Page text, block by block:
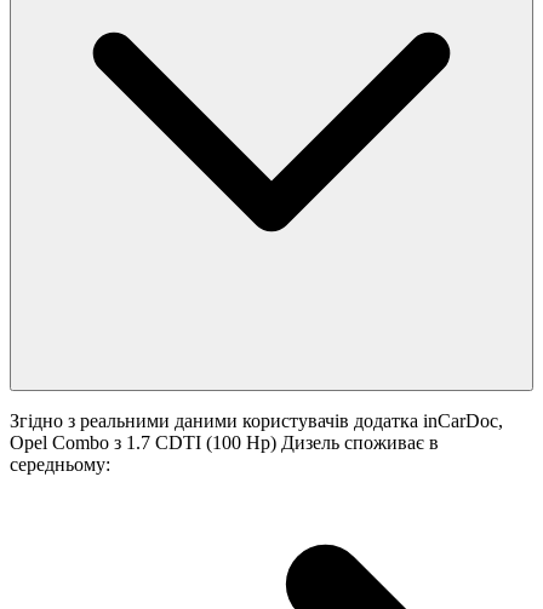
Згідно з реальними даними користувачів додатка inCarDoc,
Opel Combo з 1.7 CDTI (100 Hp) Дизель споживає в
середньому: